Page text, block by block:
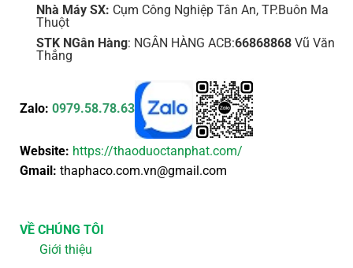
Nhà Máy SX: Cụm Công Nghiệp Tân An, TP.Buôn Ma
Thuột
STK NGân Hàng: NGÂN HÀNG ACB:66868868Vũ Văn
Thắng
Zalo: 0979.58.78.63
Website: https://thaoduoctanphat.com/
Gmail: thaphaco.com.vn@gmail.com
VỀ CHÚNG TÔI
Giới thiệu